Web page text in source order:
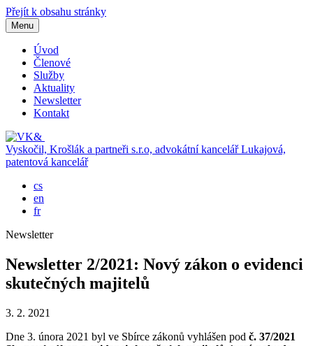
Přejít k obsahu stránky
Menu
Úvod
Členové
Služby
Aktuality
Newsletter
Kontakt
Vyskočil, Krošlák a partneři s.r.o, advokátní kancelář Lukajová,
patentová kancelář
cs
en
fr
Newsletter
Newsletter 2/2021: Nový zákon o evidenci
skutečných majitelů
3. 2. 2021
Dne 3. února 2021 byl ve Sbírce zákonů vyhlášen pod č. 37/2021